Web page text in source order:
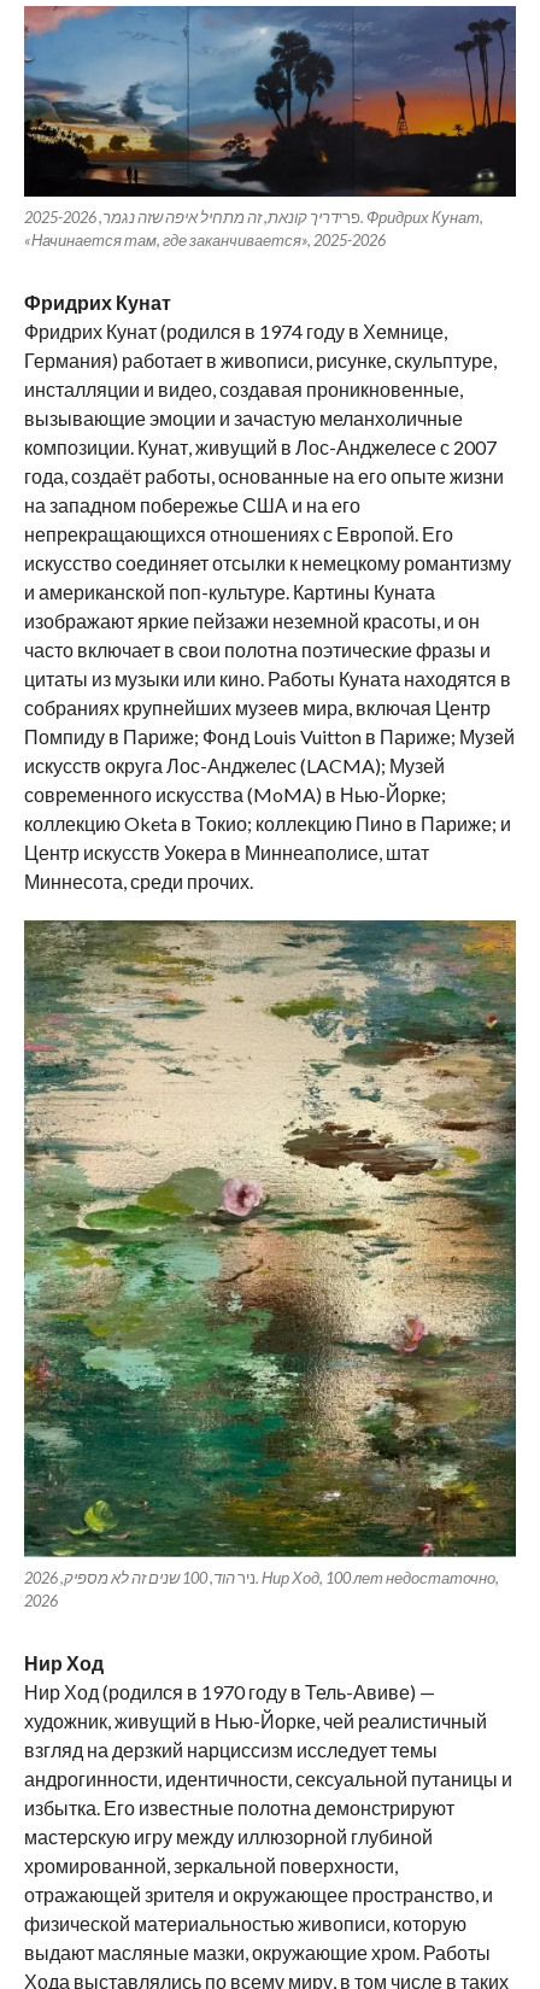
פרי
דריך קונאת, זה מתחיל איפה שזה נגמר, 2025-2026. Фридрих Кунат,
«Начинается там, где заканчивается», 2025-2026
Фридрих Кунат
Фридрих Кунат (родился в 1974 году в Хемнице,
Германия) работает в живописи, рисунке, скульптуре,
инсталляции и видео, создавая проникновенные,
вызывающие эмоции и зачастую меланхоличные
композиции. Кунат, живущий в Лос-Анджелесе с 2007
года, создаёт работы, основанные на его опыте жизни
на западном побережье США и на его
непрекращающихся отношениях с Европой. Его
искусство соединяет отсылки к немецкому романтизму
и американской поп-культуре. Картины Куната
изображают яркие пейзажи неземной красоты, и он
часто включает в свои полотна поэтические фразы и
цитаты из музыки или кино. Работы Куната находятся в
собраниях крупнейших музеев мира, включая Центр
Помпиду в Париже; Фонд Louis Vuitton в Париже; Музей
искусств округа Лос-Анджелес (LACMA); Музей
современного искусства (MoMA) в Нью-Йорке;
коллекцию Oketa в Токио; коллекцию Пино в Париже; и
Центр искусств Уокера в Миннеаполисе, штат
Миннесота, среди прочих.
ניר
הוד, 100 שנים זה לא מספיק, 2026. Нир Ход, 100 лет недостаточно,
2026
Нир Ход
Нир Ход (родился в 1970 году в Тель-Авиве) —
художник, живущий в Нью-Йорке, чей реалистичный
взгляд на дерзкий нарциссизм исследует темы
андрогинности, идентичности, сексуальной путаницы и
избытка. Его известные полотна демонстрируют
мастерскую игру между иллюзорной глубиной
хромированной, зеркальной поверхности,
отражающей зрителя и окружающее пространство, и
физической материальностью живописи, которую
выдают масляные мазки, окружающие хром. Работы
Хода выставлялись по всему миру, в том числе в таких